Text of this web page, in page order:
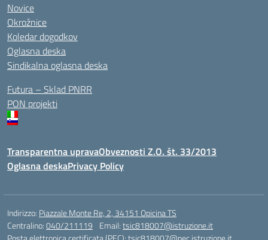
Novice
Okrožnice
Koledar dogodkov
Oglasna deska
Sindikalna oglasna deska
Futura – Sklad PNRR
PON projekti
Transparentna upravaObveznosti Z.O. št. 33/2013
Oglasna deskaPrivacy Policy
Indirizzo: Piazzale Monte Re, 2, 34151 Opicina TS
Centralino:040/211119 Email:tsic818007@istruzione.it